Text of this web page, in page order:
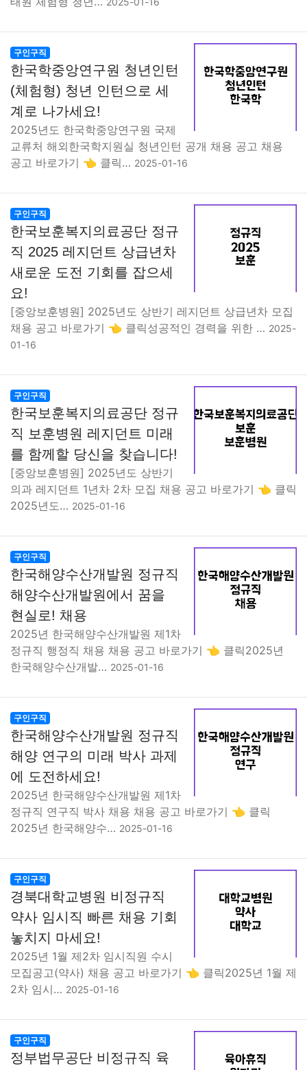
구인구직
한국학중앙연구원 청년인턴
(체험형) 청년 인턴으로 세
계로 나가세요!
2025년도 한국학중앙연구원 국제
교류처 해외한국학지원실 청년인턴 공개 채용 공고 채용
공고 바로가기 👈 클릭… 2025-01-16
구인구직
한국보훈복지의료공단 정규
직 2025 레지던트 상급년차
새로운 도전 기회를 잡으세
요!
[중앙보훈병원] 2025년도 상반기 레지던트 상급년차 모집
채용 공고 바로가기 👈 클릭성공적인 경력을 위한 … 2025-
01-16
구인구직
한국보훈복지의료공단 정규
직 보훈병원 레지던트 미래
를 함께할 당신을 찾습니다!
[중앙보훈병원] 2025년도 상반기
의과 레지던트 1년차 2차 모집 채용 공고 바로가기 👈 클릭
2025년도… 2025-01-16
구인구직
한국해양수산개발원 정규직
해양수산개발원에서 꿈을
현실로! 채용
2025년 한국해양수산개발원 제1차
정규직 행정직 채용 채용 공고 바로가기 👈 클릭2025년
한국해양수산개발… 2025-01-16
구인구직
한국해양수산개발원 정규직
해양 연구의 미래 박사 과제
에 도전하세요!
2025년 한국해양수산개발원 제1차
정규직 연구직 박사 채용 채용 공고 바로가기 👈 클릭
2025년 한국해양수… 2025-01-16
구인구직
경북대학교병원 비정규직
약사 임시직 빠른 채용 기회
놓치지 마세요!
2025년 1월 제2차 임시직원 수시
모집공고(약사) 채용 공고 바로가기 👈 클릭2025년 1월 제
2차 임시… 2025-01-16
구인구직
정부법무공단 비정규직 육